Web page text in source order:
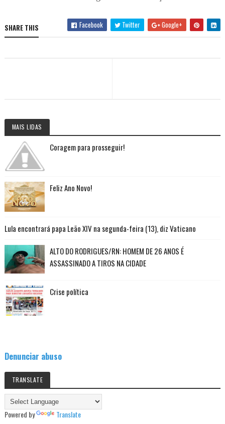
SHARE THIS Facebook Twitter Google+
MAIS LIDAS
Coragem para prosseguir!
Feliz Ano Novo!
Lula encontrará papa Leão XIV na segunda-feira (13), diz Vaticano
ALTO DO RODRIGUES/RN: HOMEM DE 26 ANOS É
ASSASSINADO A TIROS NA CIDADE
Crise política
Denunciar abuso
TRANSLATE
Powered by Translate